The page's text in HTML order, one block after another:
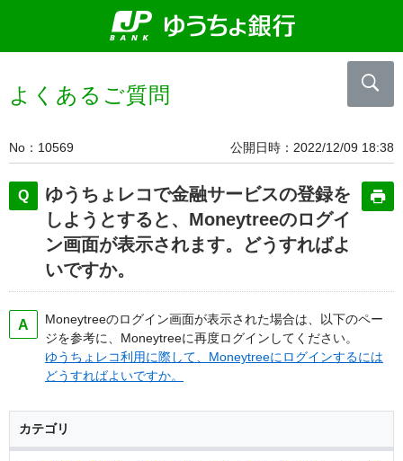
よくあるご質問
No 10569 公開日時 2022/12/09 18:38
ゆうちょレコで金融サービスの登録を
しようとすると、Moneytreeのログイ
ン画面が表示されます。どうすればよ
いですか。
Moneytreeのログイン画面が表示された場合は、以下のペー
ジを参考に、Moneytreeに再度ログインしてください。
ゆうちょレコ利用に際して、Moneytreeにログインするには
どうすればよいですか。
カテゴリ